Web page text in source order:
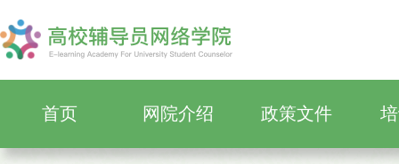
首页 网院介绍 政策文件